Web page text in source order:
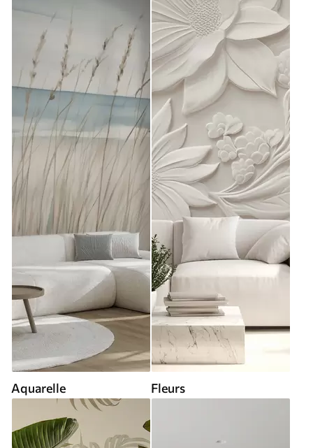
Aquarelle Fleurs